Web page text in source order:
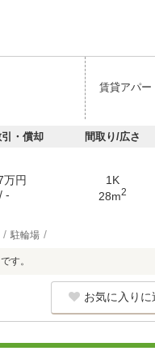
賃貸アパー
・償却 間取り/広さ
万円
-
1K
28m2
駐輪場
す。
お気に入りに